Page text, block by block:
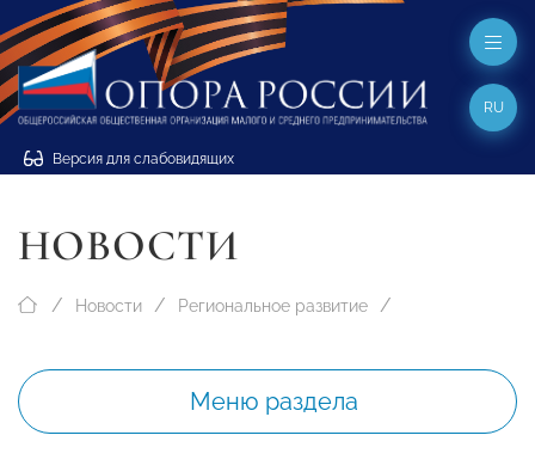
Версия для слабовидящих
RU
НОВОСТИ
Новости Региональное развитие
Меню раздела